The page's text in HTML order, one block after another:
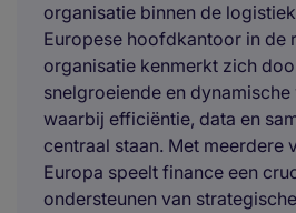
organisatie binnen de
Europese hoofdkantoor in de
organisatie kenmerkt zich
snelgroeiende en
waarbij efficiëntie, data en
centraal staan. Met meerdere
Europa speelt finance een
ondersteunen van